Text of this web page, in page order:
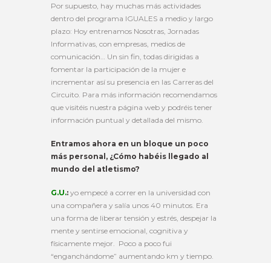
Por supuesto, hay muchas más actividades
dentro del programa IGUALES a medio y largo
plazo: Hoy entrenamos Nosotras, Jornadas
Informativas, con empresas, medios de
comunicación… Un sin fin, todas dirigidas a
fomentar la participación de la mujer e
incrementar así su presencia en las Carreras del
Circuito. Para más información recomendamos
que visitéis nuestra página web y podréis tener
información puntual y detallada del mismo.
Entramos ahora en un bloque un poco
más personal, ¿Cómo habéis llegado al
mundo del atletismo?
G.U.: yo empecé a correr en la universidad con
una compañera y salía unos 40 minutos. Era
una forma de liberar tensión y estrés, despejar la
mente y sentirse emocional, cognitiva y
físicamente mejor. Poco a poco fui
“enganchándome” aumentando km y tiempo.